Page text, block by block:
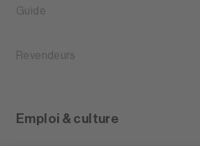
Guide
Revendeurs
Emploi & culture